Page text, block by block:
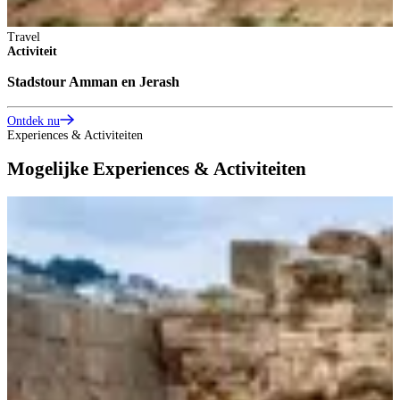
Travel
Activiteit
Stadstour Amman en Jerash
Ontdek nu
Experiences & Activiteiten
Mogelijke Experiences & Activiteiten